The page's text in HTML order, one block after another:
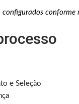
conforme
e Seleção